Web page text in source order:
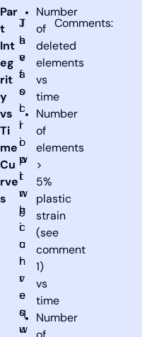
Par
t
Int
eg
rit
y
vs
Ti
me
Cu
rve
s
J
a
v
a
s
c
r
i
p
t
w
h
i
c
h
r
e
q
u
T
h
e
f
o
l
l
o
w
i
n
g
c
u
r
v
e
s
w
Number
of
deleted
elements
vs
time
Number
of
elements
>
5%
plastic
strain
(see
comment
1)
vs
time
Number
Comments: